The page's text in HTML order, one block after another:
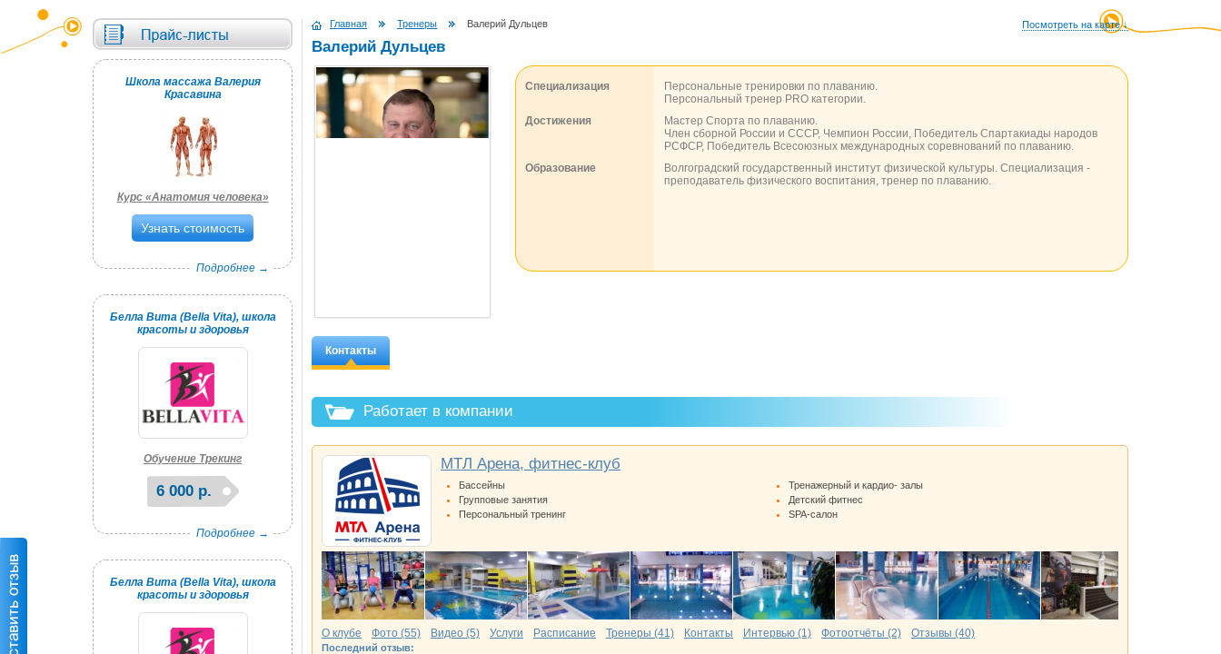
Школа массажа Валерия
Красавина
Курс «Анатомия человека»
Узнать стоимость
Подробнее →
Белла Вита (Bella Vita), школа
красоты и здоровья
Обучение Трекинг
6 000 р.
Подробнее →
Белла Вита (Bella Vita), школа
красоты и здоровья
Посмотреть на карте ↓
Главная Тренеры Валерий Дульцев
Валерий Дульцев
Специализация
Персональные тренировки по плаванию.
Персональный тренер PRO категории.
Достижения
Мастер Спорта по плаванию.
Член сборной России и СССР, Чемпион России, Победитель Спартакиады народов
РСФСР, Победитель Всесоюзных международных соревнований по плаванию.
Образование
Волгоградский государственный институт физической культуры. Специализация -
преподаватель физического воспитания, тренер по плаванию.
Контакты
Работает в компании
МТЛ Арена, фитнес-клуб
Бассейны
Тренажерный и кардио- залы
Групповые занятия
Детский фитнес
Персональный тренинг
SPA-салон
О клубе Фото (55) Видео (5) Услуги Расписание Тренеры (41) Контакты Интервью (1) Фотоотчёты (2) Отзывы (40)
Последний отзыв: